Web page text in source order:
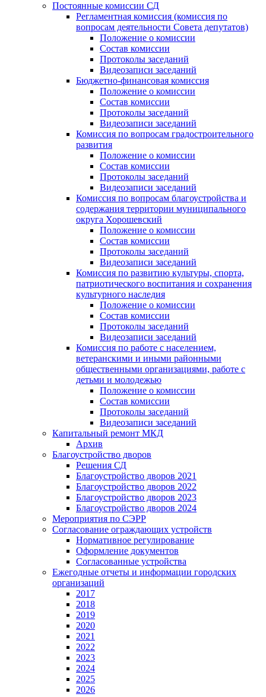
Постоянные комиссии СД
Регламентная комиссия (комиссия по
вопросам деятельности Совета депутатов)
Положение о комиссии
Состав комиссии
Протоколы заседаний
Видеозаписи заседаний
Бюджетно-финансовая комиссия
Положение о комиссии
Состав комиссии
Протоколы заседаний
Видеозаписи заседаний
Комиссия по вопросам градостроительного
развития
Положение о комиссии
Состав комиссии
Протоколы заседаний
Видеозаписи заседаний
Комиссия по вопросам благоустройства и
содержания территории муниципального
округа Хорошевский
Положение о комиссии
Состав комиссии
Протоколы заседаний
Видеозаписи заседаний
Комиссия по развитию культуры, спорта,
патриотического воспитания и сохранения
культурного наследия
Положение о комиссии
Состав комиссии
Протоколы заседаний
Видеозаписи заседаний
Комиссия по работе с населением,
ветеранскими и иными районными
общественными организациями, работе с
детьми и молодежью
Положение о комиссии
Состав комиссии
Протоколы заседаний
Видеозаписи заседаний
Капитальный ремонт МКД
Архив
Благоустройство дворов
Решения СД
Благоустройство дворов 2021
Благоустройство дворов 2022
Благоустройство дворов 2023
Благоустройство дворов 2024
Мероприятия по СЭРР
Согласование ограждающих устройств
Нормативное регулирование
Оформление документов
Согласованные устройства
Ежегодные отчеты и информации городских
организаций
2017
2018
2019
2020
2021
2022
2023
2024
2025
2026